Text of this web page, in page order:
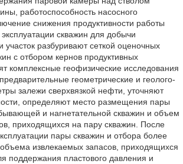
работоспособность насосного
снижения продуктивности работы
скважин для добычи
участок разбуривают сеткой оценочных
с отбором кернов продуктивных
комплексные геофизические исследования
геометрические и геолого-
залежи сверхвязкой нефти, уточняют
определяют место размещения пары
и нагнетательной скважин и объем
приходящихся на пару скважин. После
пары скважин и отбора более
извлекаемых запасов, приходящихся
поддержания пластового давления и